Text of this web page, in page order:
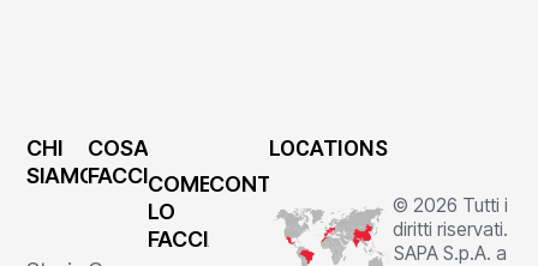
CHI
SIAMO
COSA
FACCIAMO
COME
LO
FACCIAMO
CONTATTI
LOCATIONS
© 2026 Tutti i
diritti riservati.
SAPA S.p.A. a